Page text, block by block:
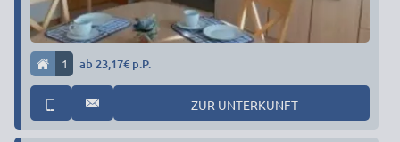
1 ab 23,17€ p.P.
ZUR UNTERKUNFT